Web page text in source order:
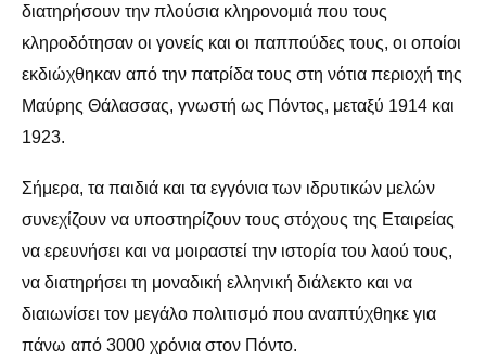
διατηρήσουν την πλούσια κληρονομιά που τους
κληροδότησαν οι γονείς και οι παππούδες τους, οι οποίοι
εκδιώχθηκαν από την πατρίδα τους στη νότια περιοχή της
Μαύρης Θάλασσας, γνωστή ως Πόντος, μεταξύ 1914 και
1923.
Σήμερα, τα παιδιά και τα εγγόνια των ιδρυτικών μελών
συνεχίζουν να υποστηρίζουν τους στόχους της Εταιρείας
να ερευνήσει και να μοιραστεί την ιστορία του λαού τους,
να διατηρήσει τη μοναδική ελληνική διάλεκτο και να
διαιωνίσει τον μεγάλο πολιτισμό που αναπτύχθηκε για
πάνω από 3000 χρόνια στον Πόντο.